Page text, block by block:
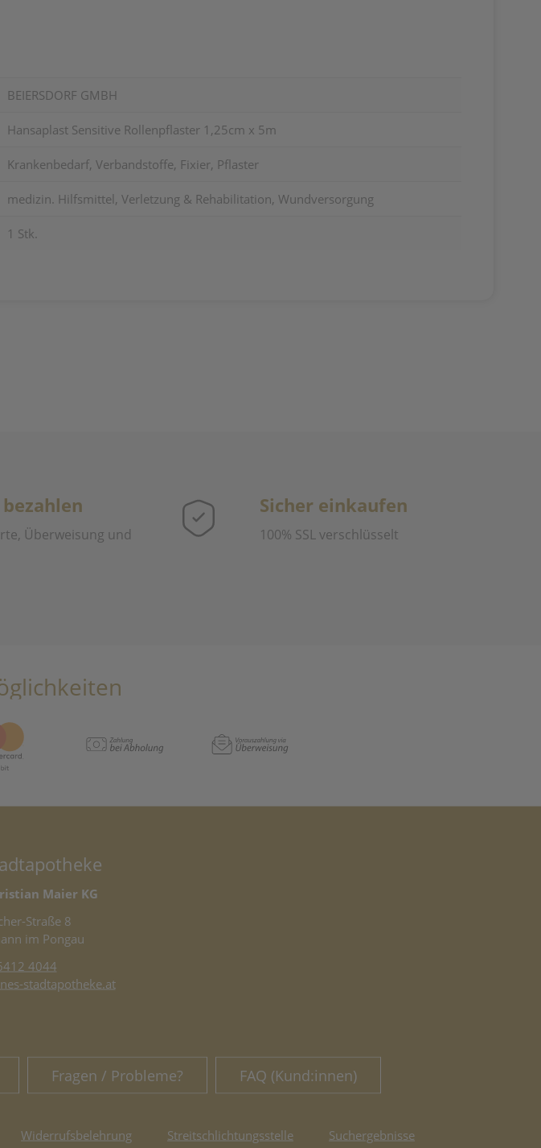
BEIERSDORF GMBH
Hansaplast Sensitive Rollenpflaster 1,25cm x 5m
Krankenbedarf, Verbandstoffe, Fixier, Pflaster
medizin. Hilfsmittel, Verletzung & Rehabilitation, Wundversorgung
1 Stk.
Überweisung und
Sicher einkaufen
100% SSL verschlüsselt
Maier KG
Straße 8
im Pongau
4044
stadtapotheke.at
Fragen / Probleme? FAQ (Kund:innen)
Widerrufsbelehrung Streitschlichtungsstelle Suchergebnisse